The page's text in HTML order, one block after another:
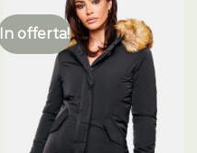
In offerta!